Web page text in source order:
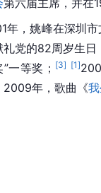
年，姚峰在深圳
礼党的82周岁生日
”一等奖 ； [3] [1]
2009年，歌曲《